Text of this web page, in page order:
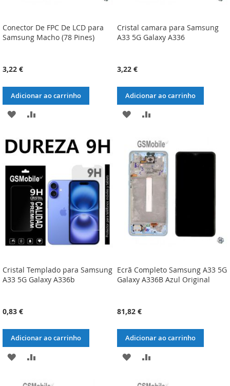
Conector De FPC De LCD para
Samsung Macho (78 Pines)
3,22 €
Adicionar ao carrinho
ADICIONAR
LISTA
DE
DESEJOS
COMPARAÇÃO
Cristal camara para Samsung
A33 5G Galaxy A336
3,22 €
Adicionar ao carrinho
ADICIONAR
LISTA
DE
DESEJOS
ADICIONAR
COMPARAÇÃO
Cristal Templado para Samsung
A33 5G Galaxy A336b
0,83 €
Adicionar ao carrinho
ADICIONAR
Ecrã Completo Samsung A33 5G
Galaxy A336B Azul Original
81,82 €
Adicionar ao carrinho
ADICIONARADICIONAR